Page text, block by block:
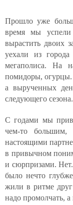
Прошло уже
время мы успели
вырастить двоих
уехали из
мегаполиса. На
помидоры, огурцы.
а вырученных
следующего сезона.
С годами мы
чем-то
настоящими
в привычном
и сюрпризами.
было нечто
жили в ритме
надо промолчать,